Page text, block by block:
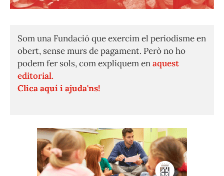
Som una Fundació que exercim el periodisme en
obert, sense murs de pagament. Però no ho
podem fer sols, com expliquem enaquest
editorial.
Clica aquí i ajuda'ns!